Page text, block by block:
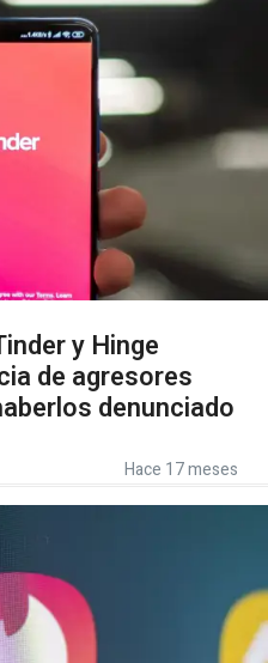
y Hinge
de agresores
denunciado
Hace 17 meses